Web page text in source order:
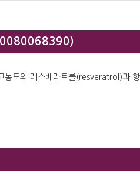
농도의 레스베라트롤(resveratrol)과